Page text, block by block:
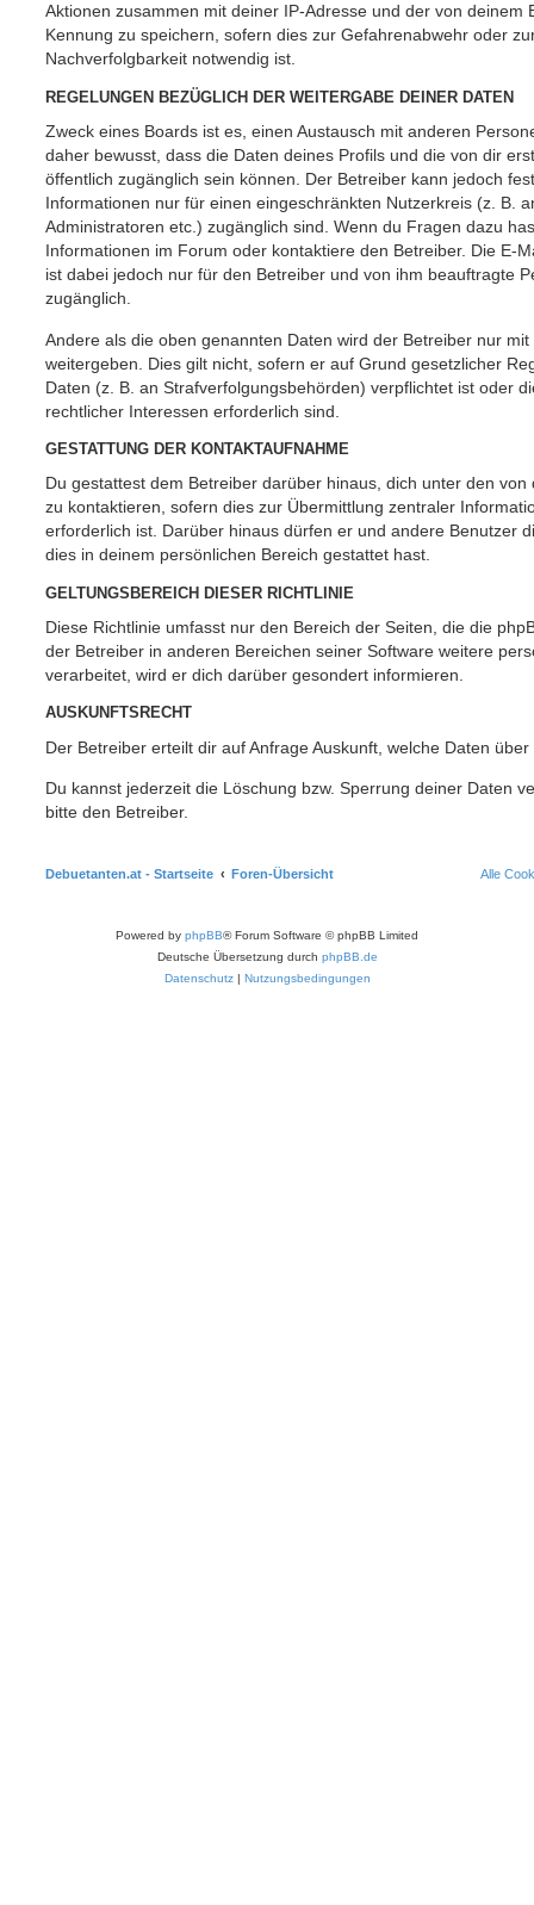
Aktionen zusammen mit deiner IP-Adresse und der von deinem
Kennung zu speichern, sofern dies zur Gefahrenabwehr oder
Nachverfolgbarkeit notwendig ist.
REGELUNGEN BEZÜGLICH DER WEITERGABE DEINER DATEN
Zweck eines Boards ist es, einen Austausch mit anderen
daher bewusst, dass die Daten deines Profils und die von dir
öffentlich zugänglich sein können. Der Betreiber kann jedoch
Informationen nur für einen eingeschränkten Nutzerkreis (z. B.
Administratoren etc.) zugänglich sind. Wenn du Fragen dazu
Informationen im Forum oder kontaktiere den Betreiber. Die E-
ist dabei jedoch nur für den Betreiber und von ihm beauftragte
zugänglich.
Andere als die oben genannten Daten wird der Betreiber nur
weitergeben. Dies gilt nicht, sofern er auf Grund gesetzlicher
Daten (z. B. an Strafverfolgungsbehörden) verpflichtet ist oder
rechtlicher Interessen erforderlich sind.
GESTATTUNG DER KONTAKTAUFNAHME
Du gestattest dem Betreiber darüber hinaus, dich unter den
zu kontaktieren, sofern dies zur Übermittlung zentraler
erforderlich ist. Darüber hinaus dürfen er und andere Benutzer
dies in deinem persönlichen Bereich gestattet hast.
GELTUNGSBEREICH DIESER RICHTLINIE
Diese Richtlinie umfasst nur den Bereich der Seiten, die die
der Betreiber in anderen Bereichen seiner Software weitere
verarbeitet, wird er dich darüber gesondert informieren.
AUSKUNFTSRECHT
Der Betreiber erteilt dir auf Anfrage Auskunft, welche Daten
Du kannst jederzeit die Löschung bzw. Sperrung deiner Daten
bitte den Betreiber.
Debuetanten.at - Startseite Foren-Übersicht Alle
Powered by phpBB® Forum Software © phpBB Limited
Deutsche Übersetzung durch phpBB.de
Datenschutz| Nutzungsbedingungen